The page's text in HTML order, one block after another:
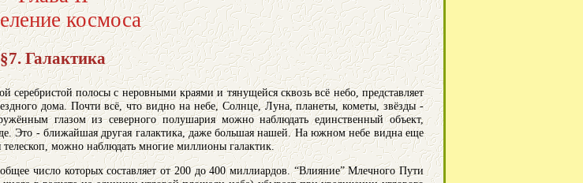
космоса
§7. Галактика
полосы с неровными краями и тянущейся сквозь всё небо, представляет
дома. Почти всё, что видно на небе, Солнце, Луна, планеты, кометы, звёзды -
глазом из северного полушария можно наблюдать единственный объект,
Это - ближайшая другая галактика, даже большая нашей. На южном небе видна еще
можно наблюдать многие миллионы галактик.
число которых составляет от 200 до 400 миллиардов. “Влияние” Млечного Пути